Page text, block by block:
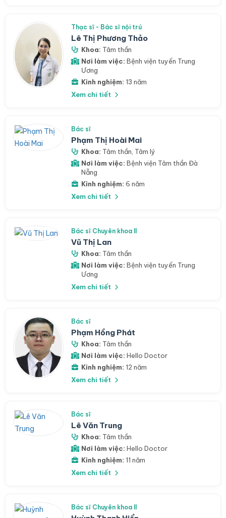
Thạc sĩ - Bác sĩ nội trú
Lê Thị Phương Thảo
Khoa: Tâm thần
Nơi làm việc: Bệnh viện tuyến Trung
Ương
Kinh nghiệm: 13 năm
Xem chi tiết
Bác sĩ
Phạm Thị Hoài Mai
Khoa: Tâm thần Tâm lý
Nơi làm việc: Bệnh viện Tâm thần Đà
Nẵng
Kinh nghiệm: 6 năm
Xem chi tiết
Bác sĩ Chuyên khoa II
Vũ Thị Lan
Khoa: Tâm thần
Nơi làm việc: Bệnh viện tuyến Trung
Ương
Xem chi tiết
Bác sĩ
Phạm Hồng Phát
Khoa: Tâm thần
Nơi làm việc: Hello Doctor
Kinh nghiệm: 12 năm
Xem chi tiết
Bác sĩ
Lê Văn Trung
Khoa: Tâm thần
Nơi làm việc: Hello Doctor
Kinh nghiệm: 11 năm
Xem chi tiết
Bác sĩ Chuyên khoa II